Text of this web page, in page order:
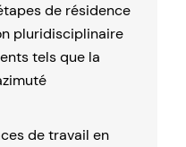
de résidence
pluridisciplinaire
tels que la
de travail en